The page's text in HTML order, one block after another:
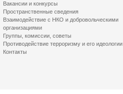
Вакансии и конкурсы
Пространственные сведения
Взаимодействие с НКО и добровольческими
организациями
Группы, комиссии, советы
Противодействие терроризму и его идеологии
Контакты